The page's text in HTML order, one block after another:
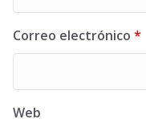
Correo electrónico *
Web